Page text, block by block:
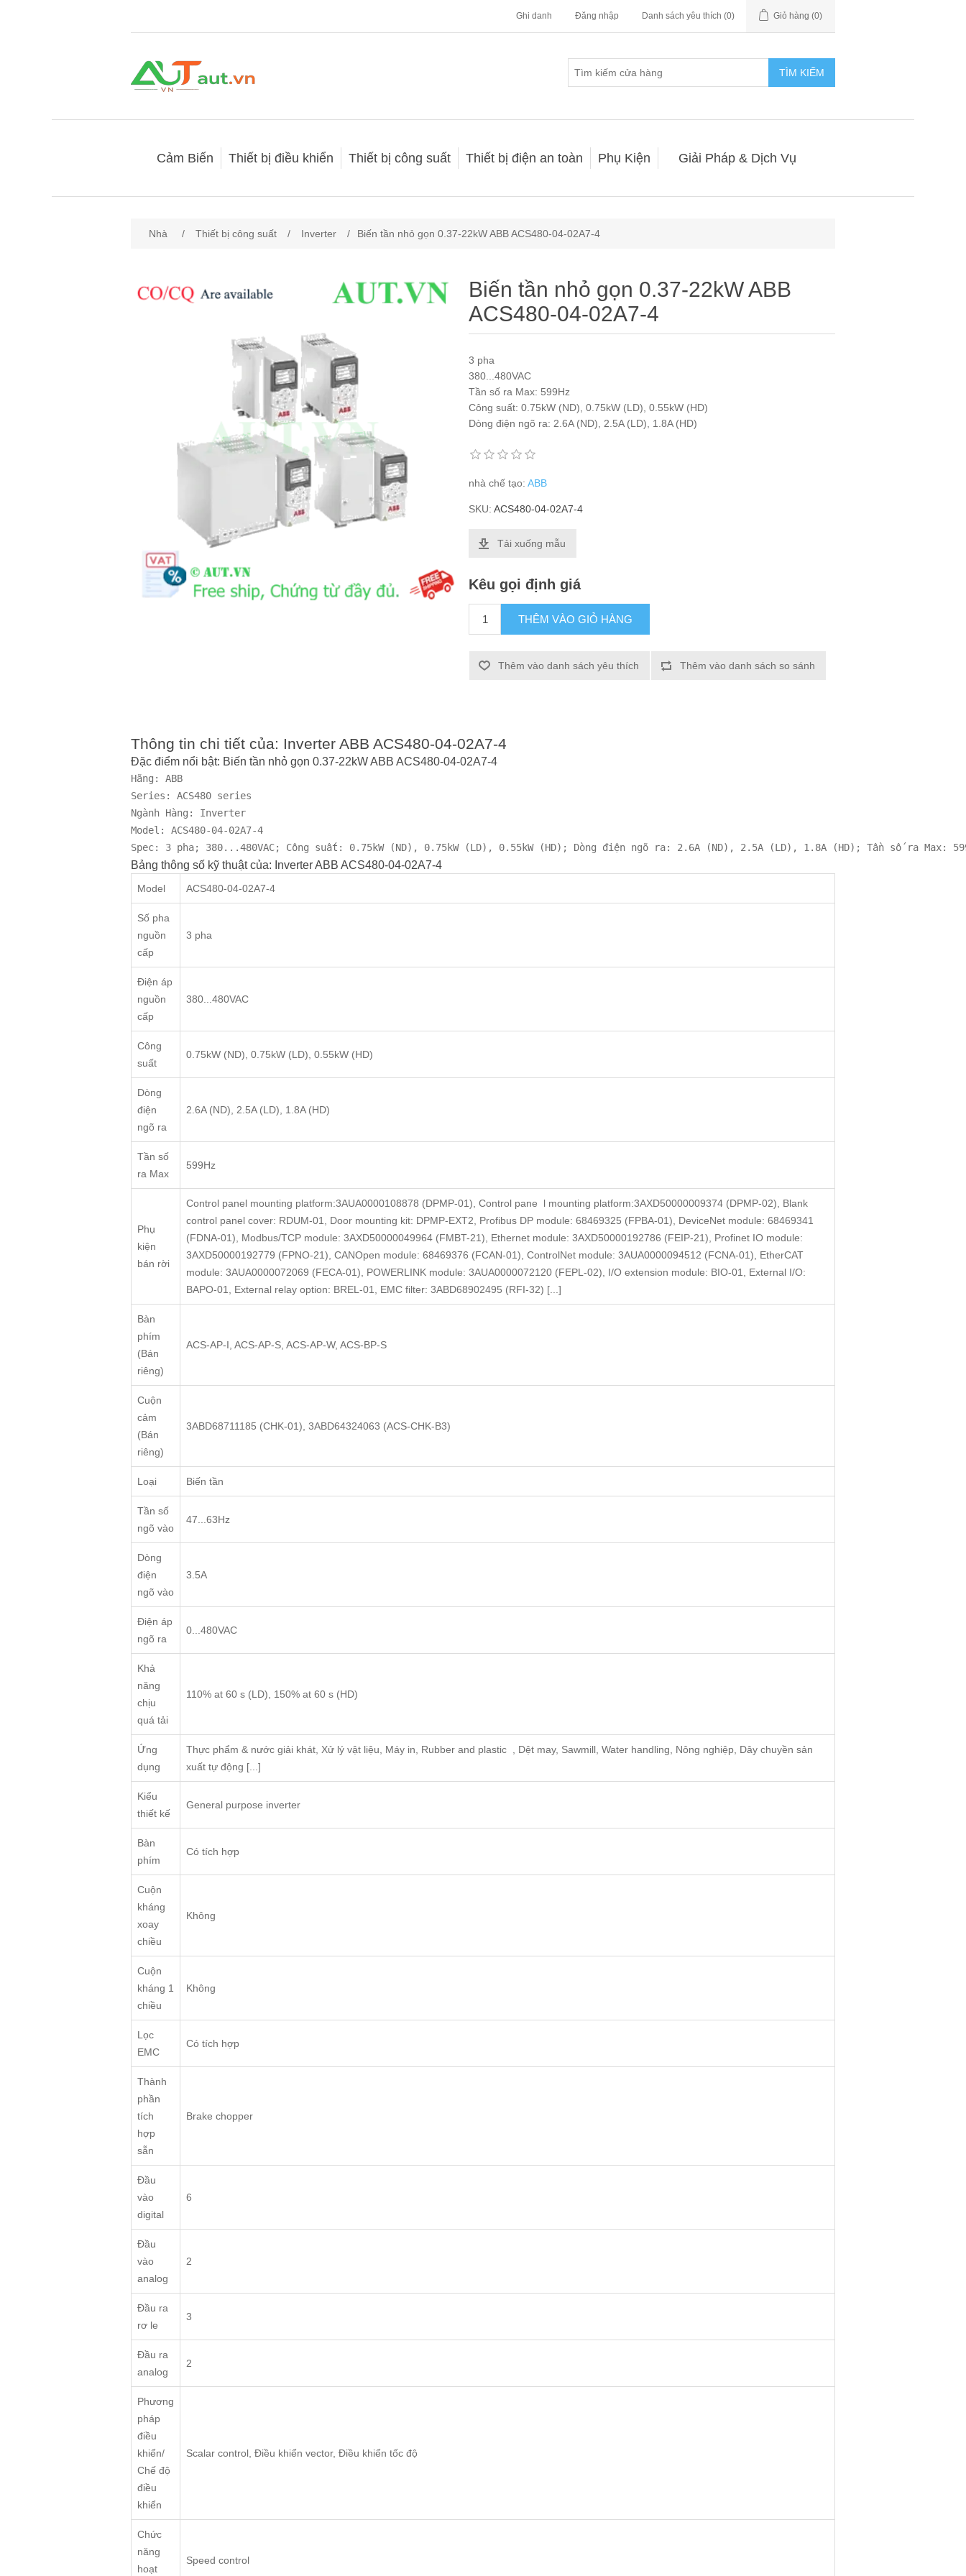
Ghi danh Đăng nhập Danh sách yêu thích (0) Giỏ hàng (0)
TÌM KIẾM
Cảm Biến Thiết bị điều khiển Thiết bị công suất Thiết bị điện an toàn Phụ Kiện Giải Pháp & Dịch Vụ
Nhà / Thiết bị công suất / Inverter / Biến tần nhỏ gọn 0.37-22kW ABB ACS480-04-02A7-4
Biến tần nhỏ gọn 0.37-22kW ABB
ACS480-04-02A7-4
3 pha
380...480VAC
Tần số ra Max: 599Hz
Công suất: 0.75kW (ND), 0.75kW (LD), 0.55kW (HD)
Dòng điện ngõ ra: 2.6A (ND), 2.5A (LD), 1.8A (HD)
nhà chế tạo: ABB
SKU: ACS480-04-02A7-4
Tải xuống mẫu
Kêu gọi định giá
THÊM VÀO GIỎ HÀNG
Thêm vào danh sách yêu thích Thêm vào danh sách so sánh
Thông tin chi tiết của: Inverter ABB ACS480-04-02A7-4
Đặc điểm nổi bật: Biến tần nhỏ gọn 0.37-22kW ABB ACS480-04-02A7-4
Hãng: ABB
Series: ACS480 series
Ngành Hàng: Inverter
Model: ACS480-04-02A7-4
Spec: 3 pha; 380...480VAC; Công suất: 0.75kW (ND), 0.75kW (LD), 0.55kW (HD); Dòng điện ngõ ra: 2.6A (ND), 2.5A (LD), 1.8A (HD); Tần số ra Max:
Bảng thông số kỹ thuật của: Inverter ABB ACS480-04-02A7-4
Model ACS480-04-02A7-4
Số pha
nguồn
cấp
3 pha
Điện áp
nguồn
cấp
380...480VAC
Công
suất
0.75kW (ND), 0.75kW (LD), 0.55kW (HD)
Dòng
điện
ngõ ra
2.6A (ND), 2.5A (LD), 1.8A (HD)
Tần số
ra Max
599Hz
Phụ
kiện
bán rời
Control panel mounting platform:3AUA0000108878 (DPMP-01), Control pane l mounting platform:3AXD50000009374 (DPMP-02), Blank
control panel cover: RDUM-01, Door mounting kit: DPMP-EXT2, Profibus DP module: 68469325 (FPBA-01), DeviceNet module: 68469341
(FDNA-01), Modbus/TCP module: 3AXD50000049964 (FMBT-21), Ethernet module: 3AXD50000192786 (FEIP-21), Profinet IO module:
3AXD50000192779 (FPNO-21), CANOpen module: 68469376 (FCAN-01), ControlNet module: 3AUA0000094512 (FCNA-01), EtherCAT
module: 3AUA0000072069 (FECA-01), POWERLINK module: 3AUA0000072120 (FEPL-02), I/O extension module: BIO-01, External I/O:
BAPO-01, External relay option: BREL-01, EMC filter: 3ABD68902495 (RFI-32) [...]
Bàn
phím
(Bán
riêng)
ACS-AP-I, ACS-AP-S, ACS-AP-W, ACS-BP-S
Cuộn
cảm
(Bán
riêng)
3ABD68711185 (CHK-01), 3ABD64324063 (ACS-CHK-B3)
Loại Biến tần
Tần số
ngõ vào
47...63Hz
Dòng
điện
ngõ vào
3.5A
Điện áp
ngõ ra
0...480VAC
Khả
năng
chịu
quá tải
110% at 60 s (LD), 150% at 60 s (HD)
Ứng
dụng
Thực phẩm & nước giải khát, Xử lý vật liệu, Máy in, Rubber and plastic , Dệt may, Sawmill, Water handling, Nông nghiệp, Dây chuyền sản
xuất tự động [...]
Kiểu
thiết kế
General purpose inverter
Bàn
phím
Có tích hợp
Cuộn
kháng
xoay
chiều
Không
Cuộn
kháng 1
chiều
Không
Lọc
EMC
Có tích hợp
Thành
phần
tích
hợp
sẵn
Brake chopper
Đầu
vào
digital
6
Đầu
vào
analog
2
Đầu ra
rơ le
3
Đầu ra
analog
2
Phương
pháp
điều
khiển/
Chế độ
điều
khiển
Scalar control, Điều khiển vector, Điều khiển tốc độ
Chức
năng
hoạt
Speed control